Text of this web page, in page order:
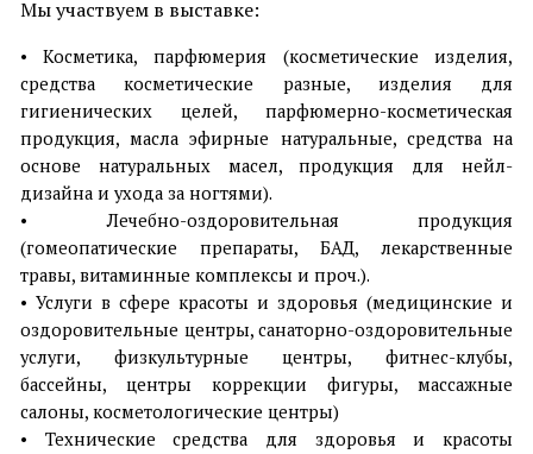
Мы участвуем в выставке:
• Косметика, парфюмерия (косметические изделия,
средства косметические разные, изделия для
гигиенических целей, парфюмерно-косметическая
продукция, масла эфирные натуральные, средства на
основе натуральных масел, продукция для нейл-
дизайна и ухода за ногтями).
• Лечебно-оздоровительная продукция
(гомеопатические препараты, БАД, лекарственные
травы, витаминные комплексы и проч.).
• Услуги в сфере красоты и здоровья (медицинские и
оздоровительные центры, санаторно-оздоровительные
услуги, физкультурные центры, фитнес-клубы,
бассейны, центры коррекции фигуры, массажные
салоны, косметологические центры)
• Технические средства для здоровья и красоты